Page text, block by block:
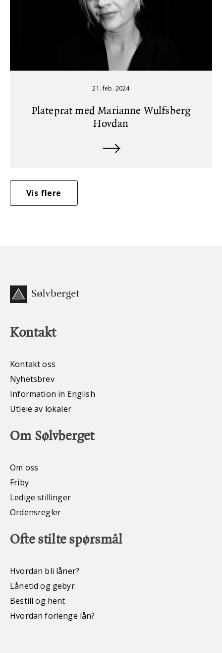
21. feb. 2024
Plateprat med Marianne Wulfsberg
Hovdan
Vis flere
Kontakt
Kontakt oss
Nyhetsbrev
Information in English
Utleie av lokaler
Om Sølvberget
Om oss
Friby
Ledige stillinger
Ordensregler
Ofte stilte spørsmål
Hvordan bli låner?
Lånetid og gebyr
Bestill og hent
Hvordan forlenge lån?